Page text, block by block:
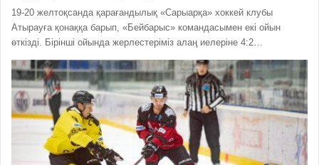
19-20 желтоқсанда қарағандылық «Сарыарқа» хоккей клубы
Атырауға қонаққа барып, «Бейбарыс» командасымен екі ойын
өткізді. Бірінші ойында жерлестеріміз алаң иелеріне 4:2…